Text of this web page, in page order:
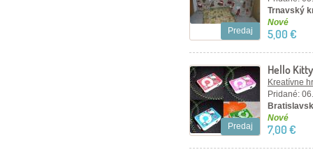
Predaj
Trnavský
Nové
5,00 €
Predaj
Hello
Kreatívne
Pridané:
Nové
7,00 €